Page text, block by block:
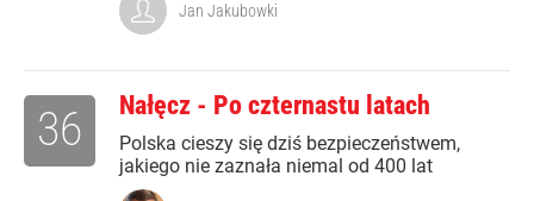
Jan Jakubowki
Nałęcz - Po czternastu latach
Polska cieszy się dziś bezpieczeństwem,
jakiego nie zaznała niemal od 400 lat
36